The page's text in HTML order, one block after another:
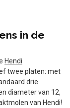
in de
Hendi
twee platen: met
drie
diameter van 12,
van Hendi!